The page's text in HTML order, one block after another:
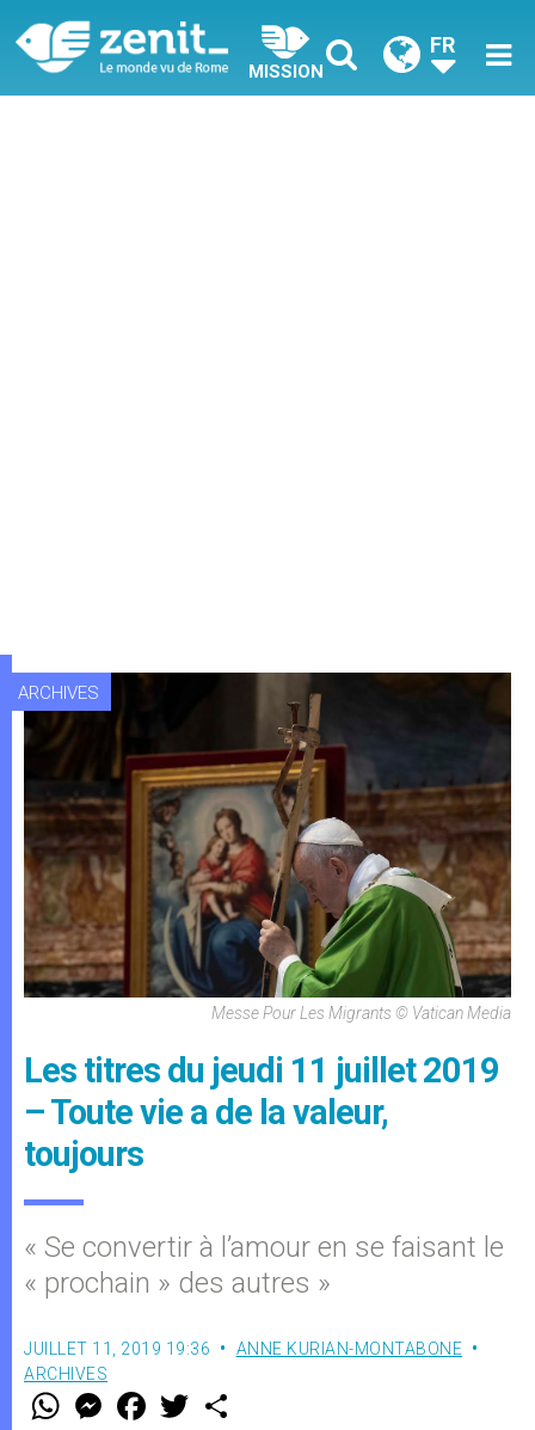
MISSION
FR
ARCHIVES
Messe Pour Les Migrants © Vatican Media
Les titres du jeudi 11 juillet 2019
– Toute vie a de la valeur,
toujours
« Se convertir à l’amour en se faisant le
« prochain » des autres »
JUILLET 11, 2019 19:36
ANNE KURIAN-MONTABONE
ARCHIVES
W M
e
F
a w